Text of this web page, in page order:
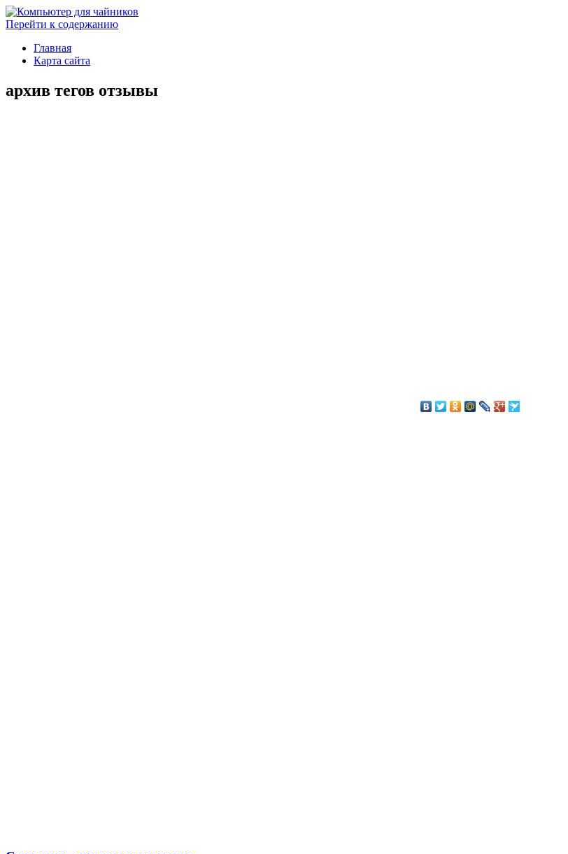
Перейти к содержанию
Главная
Карта сайта
архив тегов отзывы